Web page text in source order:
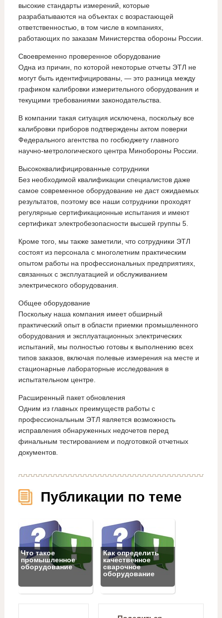
высокие стандарты измерений, которые
разрабатываются на объектах с возрастающей
ответственностью, в том числе в компаниях,
работающих по заказам Министерства обороны России.
Своевременно проверенное оборудование
Одна из причин, по которой некоторые отчеты ЭТЛ не
могут быть идентифицированы, — это разница между
графиком калибровки измерительного оборудования и
текущими требованиями законодательства.
В компании такая ситуация исключена, поскольку все
калибровки приборов подтверждены актом поверки
Федерального агентства по госбюджету главного
научно-метрологического центра Минобороны России.
Высококвалифицированные сотрудники
Без необходимой квалификации специалистов даже
самое современное оборудование не даст ожидаемых
результатов, поэтому все наши сотрудники проходят
регулярные сертификационные испытания и имеют
сертификат электробезопасности высшей группы 5.
Кроме того, мы также заметили, что сотрудники ЭТЛ
состоят из персонала с многолетним практическим
опытом работы на профессиональных предприятиях,
связанных с эксплуатацией и обслуживанием
электрического оборудования.
Общее оборудование
Поскольку наша компания имеет обширный
практический опыт в области приемки промышленного
оборудования и эксплуатационных электрических
испытаний, мы полностью готовы к выполнению всех
типов заказов, включая полевые измерения на месте и
стационарные лабораторные исследования в
испытательном центре.
Расширенный пакет обновления
Одним из главных преимуществ работы с
профессиональным ЭТЛ является возможность
исправления обнаруженных недочетов перед
финальным тестированием и подготовкой отчетных
документов.
Публикации по теме
Что такое
промышленное
оборудование
Как определить
качественное
сварочное
оборудование